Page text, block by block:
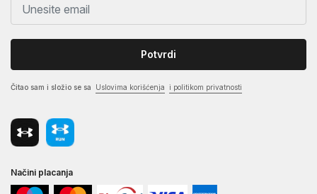
Potvrdi
Čitao sam i složio se sa Uslovima korišćenja i politikom privatnosti
Načini placanja